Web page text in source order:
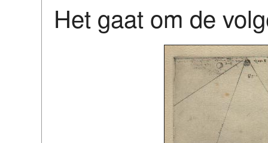
Het gaat om de